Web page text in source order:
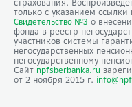
страхования.
только с указанием ссылки
Свидетельство №3 о
фонда в реестр
участников системы
негосударственных
негосударственному
Сайт npfsberbanka.ru
от 2 ноября 2015 г.